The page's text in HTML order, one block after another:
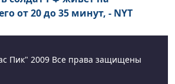
от 20 до 35 минут, - NYT
Пик" 2009 Все права защищены